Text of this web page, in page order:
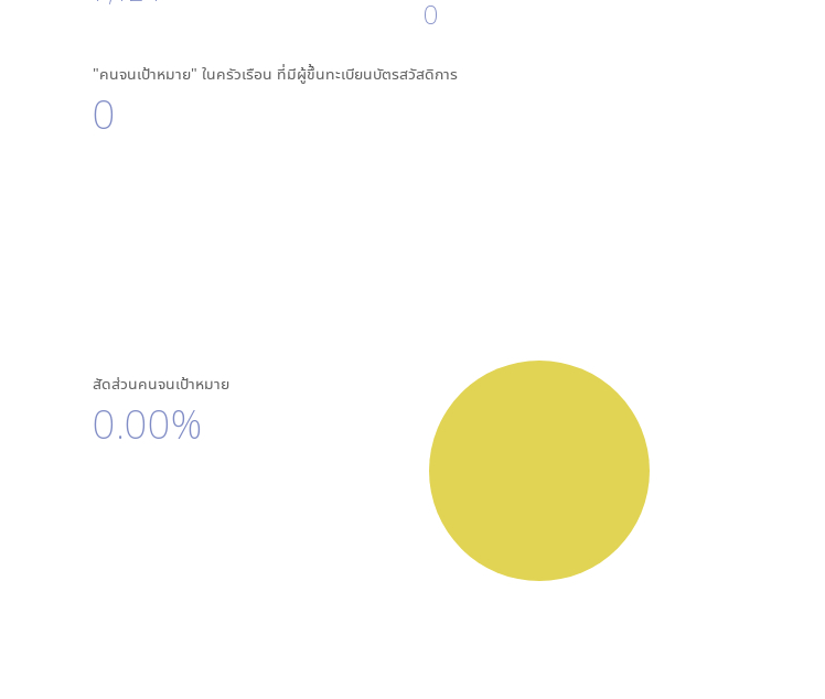
0
"คนจนเป้าหมาย" ในครัวเรือน ที่มีผู้ขึ้นทะเบียนบัตรสวัสดิการ
0
สัดส่วนคนจนเป้าหมาย
0.00%